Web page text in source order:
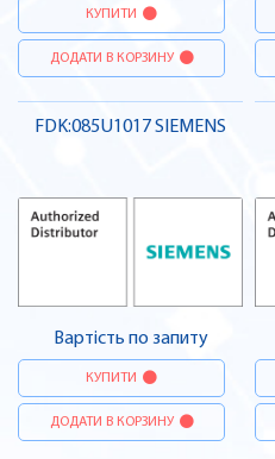
КУПИТИ
ДОДАТИ В КОРЗИНУ
FDK:085U1017 SIEMENS
Вартість по запиту
КУПИТИ
ДОДАТИ В КОРЗИНУ